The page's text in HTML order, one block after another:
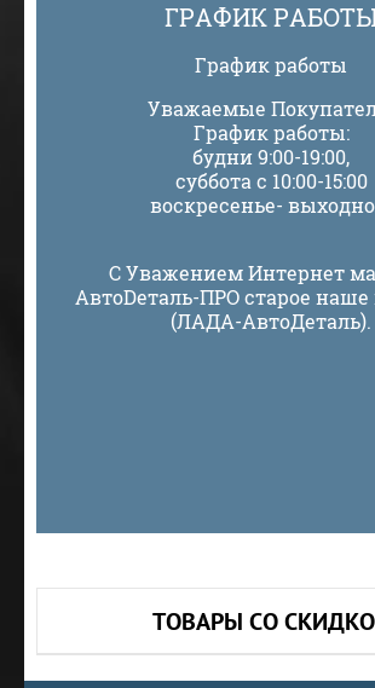
ГРАФИК
График работы
Уважаемые
График работы:
будни 9:00-19:00,
суббота с 10:00-15:00
воскресенье-
С Уважением Интернет
АвтоDеталь-ПРО старое наше
(ЛАДА-АвтоДеталь).
ТОВАРЫ СО